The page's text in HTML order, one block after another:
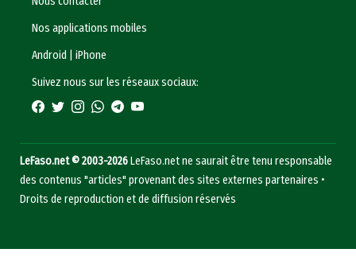
Nos applications mobiles
Android
|iPhone
Suivez nous sur les réseaux sociaux:
LeFaso.net © 2003-2026LeFaso.net ne saurait être tenu responsable
des contenus "articles" provenant des sites externes partenaires •
Droits de reproduction et de diffusion réservés